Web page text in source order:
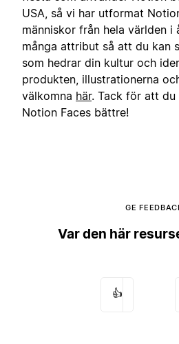
USA, så vi har utformat
människor från hela världen i
många attribut så att du kan
som hedrar din kultur och
produkten, illustrationerna
välkomna här. Tack för att
Notion Faces bättre!
GE
Var den här
👍